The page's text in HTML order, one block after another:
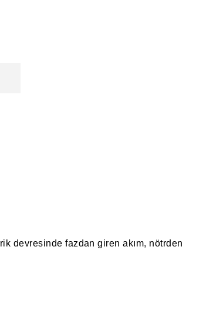
devresinde fazdan giren akım, nötrden